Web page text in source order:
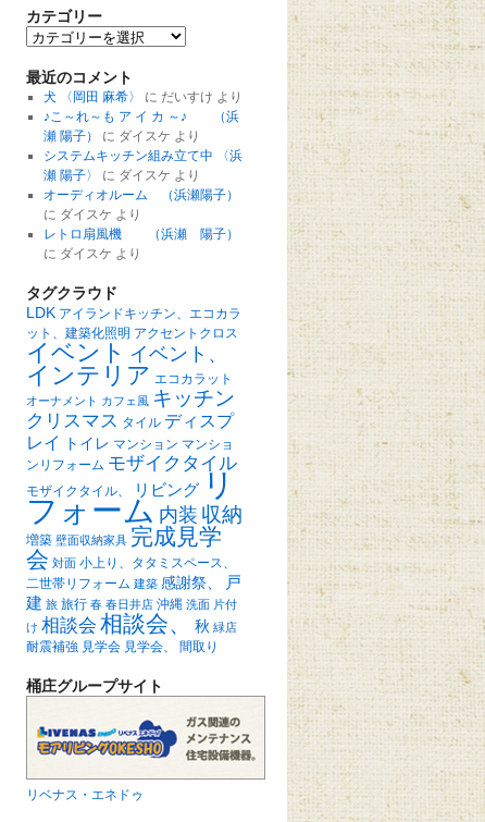
カテゴリー
最近のコメント
犬 〈岡田 麻希〉 に だいすけ より
♪こ～れ～も ア イ カ ～♪ （浜
瀬 陽子）
に ダイスケ より
システムキッチン組み立て中 〈浜
瀬 陽子〉
に ダイスケ より
オーディオルーム （浜瀬陽子）
に ダイスケ より
レトロ扇風機 （浜瀬 陽子）
に ダイスケ より
タグクラウド
LDK アイランドキッチン、エコカラ
ット、建築化照明 アクセントクロス
イベント イベント、
インテリア エコカラット
オーナメント カフェ風 キッチン
クリスマス タイル ディスプ
レイ
トイレ マンション マンショ
ンリフォーム モザイクタイル
モザイクタイル、 リビング リ
フォーム 内装 収納
増築 壁面収納家具 完成見学
会 対面 小上り、タタミスペース、
二世帯リフォーム 建築 感謝祭、
戸
建 旅 旅行 春 春日井店 沖縄 洗面 片付
け 相談会 相談会、 秋 緑店
耐震補強 見学会 見学会、 間取り
桶庄グループサイト
リベナス・エネドゥ